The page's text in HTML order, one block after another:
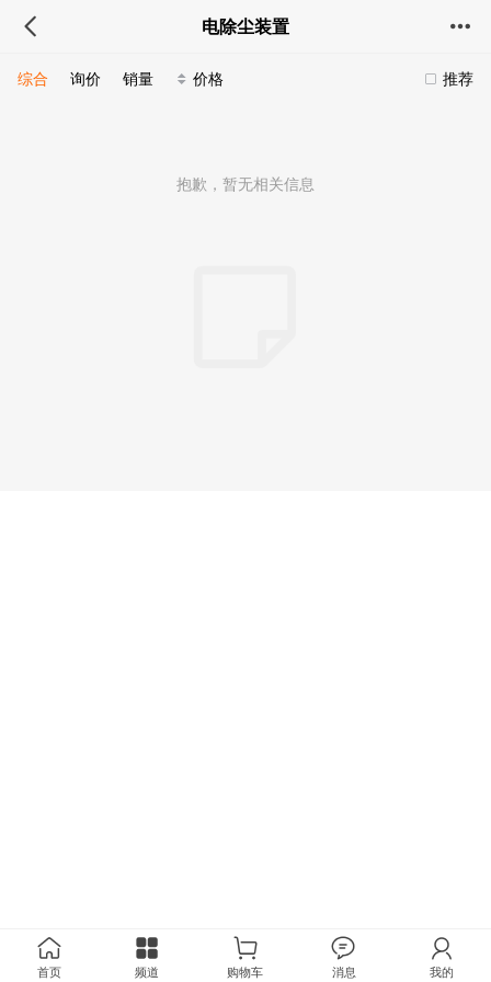
电除尘装置
推荐
综合 询价 销量 价格
抱歉，暂无相关信息
首页 频道 购物车 消息 我的